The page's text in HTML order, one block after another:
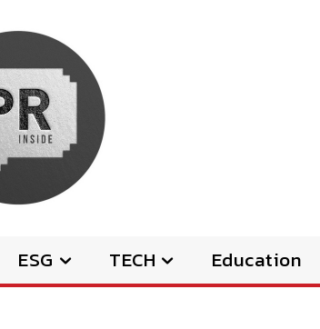
ESG TECH Education